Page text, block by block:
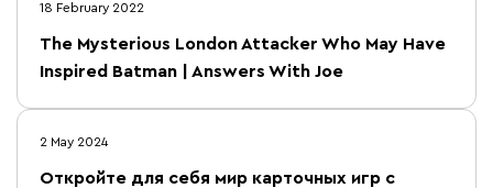
18 February 2022
The Mysterious London Attacker Who May Have
Inspired Batman | Answers With Joe
2 May 2024
Откройте для себя мир карточных игр с